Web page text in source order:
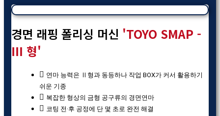
경면 래핑 폴리싱 머신 'TOYO SMAP -
Ⅲ 형'
연마 능력은 Ⅱ형과 동등하나 작업 BOX가 커서 활용하기
쉬운 기종
복잡한 형상의 금형 공구류의 경면연마
코팅 전·후 공정에 단 몇 초로 완전 해결